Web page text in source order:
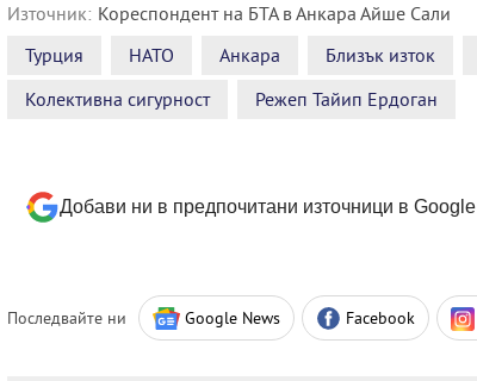
Източник: Кореспондент на БТА в Анкара Айше Сали
Турция
НАТО Анкара Близък изток
Колективна сигурност
Режеп Тайип Ердоган
Добави ни в предпочитани източници в Google
Последвайте ни Google News Facebook